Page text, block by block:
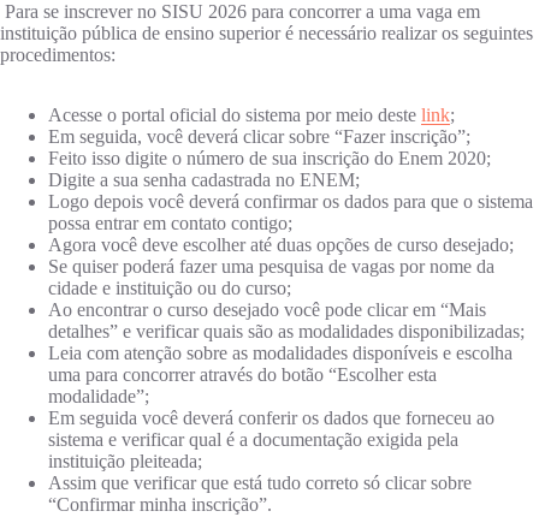
Para se inscrever no SISU 2026 para concorrer a uma vaga em
instituição pública de ensino superior é necessário realizar os seguintes
procedimentos:
Acesse o portal oficial do sistema por meio deste link;
Em seguida, você deverá clicar sobre “Fazer inscrição”;
Feito isso digite o número de sua inscrição do Enem 2020;
Digite a sua senha cadastrada no ENEM;
Logo depois você deverá confirmar os dados para que o sistema
possa entrar em contato contigo;
Agora você deve escolher até duas opções de curso desejado;
Se quiser poderá fazer uma pesquisa de vagas por nome da
cidade e instituição ou do curso;
Ao encontrar o curso desejado você pode clicar em “Mais
detalhes” e verificar quais são as modalidades disponibilizadas;
Leia com atenção sobre as modalidades disponíveis e escolha
uma para concorrer através do botão “Escolher esta
modalidade”;
Em seguida você deverá conferir os dados que forneceu ao
sistema e verificar qual é a documentação exigida pela
instituição pleiteada;
Assim que verificar que está tudo correto só clicar sobre
“Confirmar minha inscrição”.